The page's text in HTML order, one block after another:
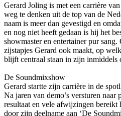
Gerard Joling is met een carrière
weg te denken uit de top van de
naam is meer dan gevestigd en
en nog niet heeft gedaan is hij het
showmaster en entertainer pur
zijstapjes Gerard ook maakt, op
blijft centraal staan in zijn inmiddels
De Soundmixshow
Gerard startte zijn carrière in de
Na jaren van demo’s versturen naar
resultaat en vele afwijzingen
door zijn deelname aan ‘De